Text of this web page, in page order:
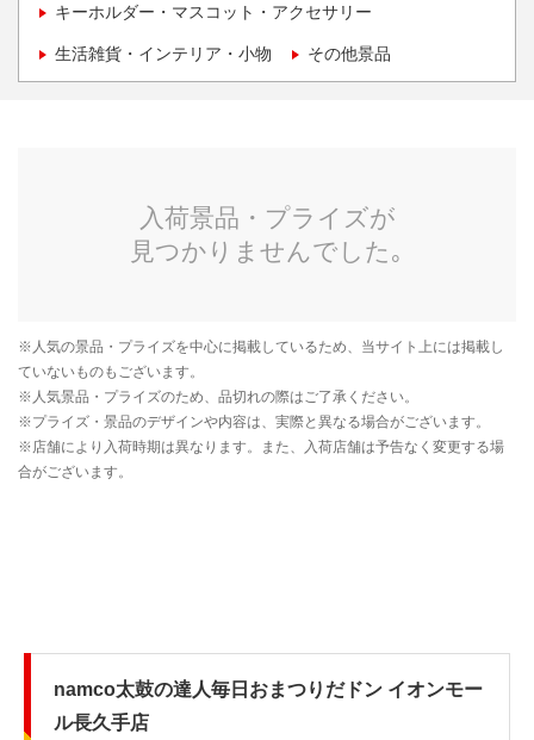
キーホルダー・マスコット・アクセサリー
生活雑貨・インテリア・小物 その他景品
namco太鼓の達人毎日おまつりだドン イオンモー
ル長久手店